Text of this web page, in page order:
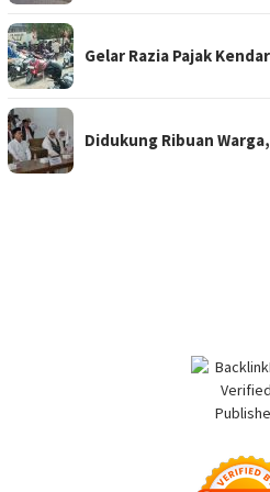
Gelar Razia Pajak
Didukung Ribuan